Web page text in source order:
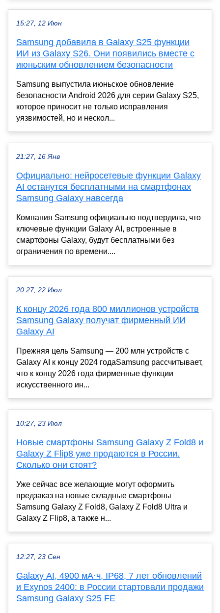
15:27, 12 Июн
Samsung добавила в Galaxy S25 функции
ИИ из Galaxy S26. Они появились вместе с
июньским обновлением безопасности
Samsung выпустила июньское обновление
безопасности Android 2026 для серии Galaxy S25,
которое приносит не только исправления
уязвимостей, но и нескол...
21:27, 16 Янв
Официально: нейросетевые функции Galaxy
AI останутся бесплатными на смартфонах
Samsung Galaxy навсегда
Компания Samsung официально подтвердила, что
ключевые функции Galaxy AI, встроенные в
смартфоны Galaxy, будут бесплатными без
ограничения по времени....
20:27, 22 Июл
К концу 2026 года 800 миллионов устройств
Samsung Galaxy получат фирменный ИИ
Galaxy AI
Прежняя цель Samsung — 200 млн устройств с
Galaxy AI к концу 2024 годаSamsung рассчитывает,
что к концу 2026 года фирменные функции
искусственного ин...
10:27, 23 Июл
Новые смартфоны Samsung Galaxy Z Fold8 и
Galaxy Z Flip8 уже продаются в России.
Сколько они стоят?
Уже сейчас все желающие могут оформить
предзаказ на новые складные смартфоны
Samsung Galaxy Z Fold8, Galaxy Z Fold8 Ultra и
Galaxy Z Flip8, а также н...
12:27, 23 Сен
Galaxy AI, 4900 мА·ч, IP68, 7 лет обновлений
и Exynos 2400: в России стартовали продажи
Samsung Galaxy S25 FE